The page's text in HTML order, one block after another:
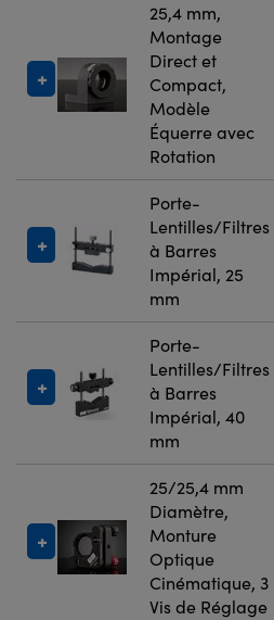
25,4 mm,
Montage
Direct et
Compact,
Modèle
Équerre avec
Rotation
Porte-
Lentilles/Filtres
à Barres
Impérial, 25
mm
Porte-
Lentilles/Filtres
à Barres
Impérial, 40
mm
25/25,4 mm
Diamètre,
Monture
Optique
Cinématique, 3
Vis de Réglage